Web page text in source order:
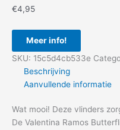
€4,95
Meer info!
SKU: 15c5d4cb533e
Beschrijving
Aanvullende informatie
Wat mooi! Deze vlinders
De Valentina Ramos